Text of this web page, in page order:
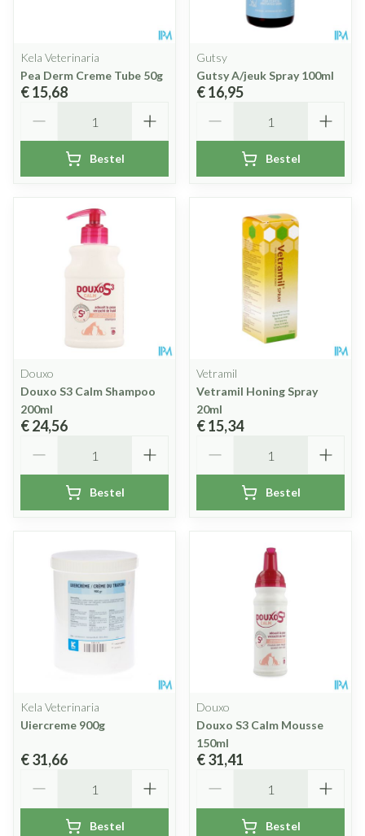
Kela Veterinaria
Pea Derm Creme Tube 50g
€ 15,68
Bestel
Gutsy
Gutsy A/jeuk Spray 100ml
€ 16,95
Bestel
Douxo
Douxo S3 Calm Shampoo
200ml
€ 24,56
Bestel
Vetramil
Vetramil Honing Spray
20ml
€ 15,34
Bestel
Kela Veterinaria
Uiercreme 900g
€ 31,66
Bestel
Douxo
Douxo S3 Calm Mousse
150ml
€ 31,41
Bestel